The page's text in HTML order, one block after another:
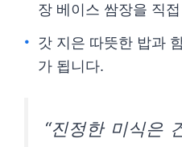
장 베이스 쌈장을 직
갓 지은 따뜻한 밥과
가 됩니다.
“진정한 미식은